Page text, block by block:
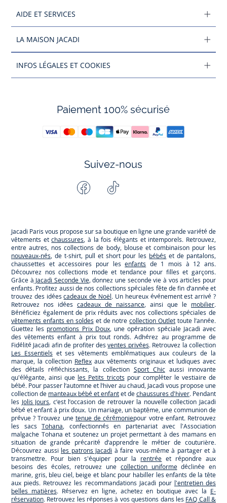
AIDE ET SERVICES
LA MAISON JACADI
INFOS LÉGALES ET COOKIES
Paiement 100% sécurisé
Suivez-nous
Facebook
Jacadi Paris vous propose sur sa boutique en ligne une grande variété de
vêtements etchaussures, à la fois élégants et intemporels. Retrouvez,
entre autres, nos collections de body, blouse et combinaison pour les
nouveaux-nés, de t-shirt, pull et short pour les bébés et de pantalons,
chaussettes et accessoires pour lesenfants de 1 mois à 12 ans.
Découvrez nos collections mode et tendance pour filles et garçons.
Grâce à Jacadi Seconde Vie, donnez une seconde vie à vos articles pour
enfants. Profitez aussi de nos collections spéciales fête de fin d’année et
trouvez des idéescadeaux de Noël. Un heureux événement est arrivé ?
Retrouvez nos idées cadeaux de naissance, ainsi que le mobilier.
Bénéficiez également de prix réduits avec nos collections spéciales de
vêtements enfants en soldeset de notrecollection Outlet toute l’année.
Guettez les promotions Prix Doux, une opération spéciale Jacadi avec
des vêtements enfant à prix tout ronds. Adhérez au programme de
Fidélité Jacadi afin de profiter desventes privées. Retrouvez la collection
Les Essentielset ses vêtements emblématiques aux couleurs de la
marque, la collection Reflex aux vêtements originaux et ludiques avec
des détails réfléchissants, la collection Sport Chicaussi innovante
qu'élégante, ainsi que les Petits tricotspour compléter le vestiaire de
bébé. Pour passer l’automne et l’hiver au chaud, Jacadi vous propose une
collection de manteaux bébé et enfantet dechaussures d'hiver. Pendant
les Jolis Jours, c’est l’occasion de retrouver la nouvelle collection Jacadi
bébé et enfant à prix doux. Un mariage, un baptême, une communion de
prévue ? Trouvez une tenue de cérémoniepour votre enfant. Retrouvez
les sacsTohana, confectionnés en partenariat avec l'Association
malgache Tohana et soutenez un projet permettant à des mamans en
situation de grande précarité d’apprendre le métier de couturière.
Découvrez aussi les patrons Jacadi à faire vous-même à partager et à
transmettre. Pour bien s'équiper pour la rentrée et répondre aux
besoins des écoles, retrouvez une collection uniformedéclinée en
marine, gris, bleu ciel, beige et blanc pour habiller les enfants de la tête
aux pieds. Retrouvez les recommandations Jacadi pour l'entretien des
belles matières. Réservez en ligne, achetez en boutique avec la E-
réservation. Retrouvez les réponses à vos questions dans les FAQ Call &